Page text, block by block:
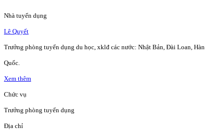
Nhà tuyển dụng
Lê Quyết
Trưởng phòng tuyển dụng du học, xklđ các nước: Nhật Bản, Đài Loan, Hàn
Quốc.
Xem thêm
Chức vụ
Trưởng phòng tuyển dụng
Địa chỉ